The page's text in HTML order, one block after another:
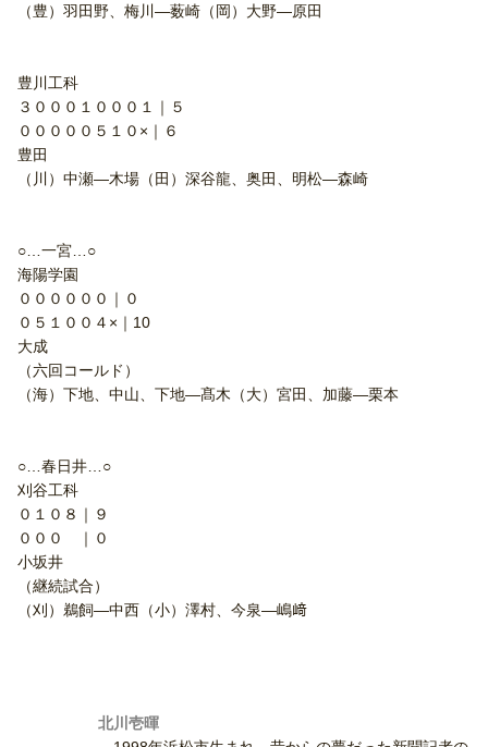
（豊）羽田野、梅川―薮崎（岡）大野―原田
豊川工科
３０００１０００１｜５
０００００５１０×｜６
豊田
（川）中瀬―木場（田）深谷龍、奥田、明松―森崎
○…一宮…○
海陽学園
００００００｜０
０５１００４×｜10
大成
（六回コールド）
（海）下地、中山、下地―髙木（大）宮田、加藤―栗本
○…春日井…○
刈谷工科
０１０８｜９
０００ ｜０
小坂井
（継続試合）
（刈）鵜飼―中西（小）澤村、今泉―嶋﨑
北川壱暉